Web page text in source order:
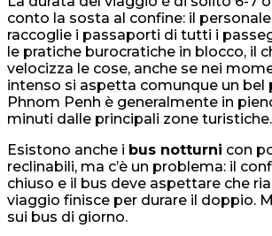
conto la sosta al confine: il
raccoglie i passaporti di tutti i
le pratiche burocratiche in blocco, il
velocizza le cose, anche se nei
intenso si aspetta comunque un bel
Phnom Penh è generalmente in
minuti dalle principali zone turistiche.
Esistono anche i bus notturni con
reclinabili, ma c’è un problema: il
chiuso e il bus deve aspettare che
viaggio finisce per durare il doppio.
sui bus di giorno.